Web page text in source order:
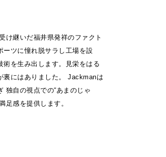
け継いだ福井県発祥のファクト
ーツに憧れ脱サラし工場を設
術を生み出します。見栄をはる
裏にはありました。 Jackmanは
独自の視点での“あまのじゃ
足感を提供します。